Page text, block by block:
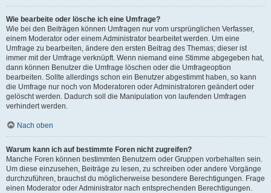
Wie bearbeite oder lösche ich eine Umfrage?
Wie bei den Beiträgen können Umfragen nur vom ursprünglichen Verfasser,
einem Moderator oder einem Administrator bearbeitet werden. Um eine
Umfrage zu bearbeiten, ändere den ersten Beitrag des Themas; dieser ist
immer mit der Umfrage verknüpft. Wenn niemand eine Stimme abgegeben hat,
dann können Benutzer die Umfrage löschen oder die Umfrageoption
bearbeiten. Sollte allerdings schon ein Benutzer abgestimmt haben, so kann
die Umfrage nur noch von Moderatoren oder Administratoren geändert oder
gelöscht werden. Dadurch soll die Manipulation von laufenden Umfragen
verhindert werden.
Nach oben
Warum kann ich auf bestimmte Foren nicht zugreifen?
Manche Foren können bestimmten Benutzern oder Gruppen vorbehalten sein.
Um diese einzusehen, Beiträge zu lesen, zu schreiben oder andere Vorgänge
durchzuführen, brauchst du möglicherweise besondere Berechtigungen. Frage
einen Moderator oder Administrator nach entsprechenden Berechtigungen.